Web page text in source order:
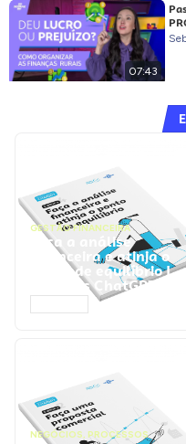
07:43
GESTÃO FINANCEIRA
Faça a análise
financeira e atinja o
ponto de equilíbrio |
Prompts ChatGPT
NEGÓCIOS, PROCESSOS